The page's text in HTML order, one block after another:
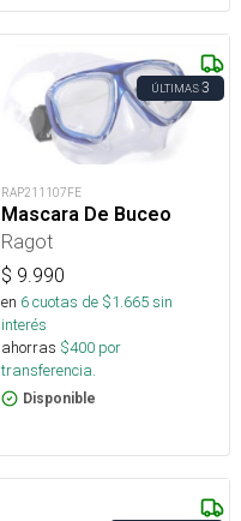
ÚLTIMAS3
RAP211107FE
Mascara De Buceo
Ragot
$ 9.990
en 6cuotas de $1.665sin
interés
ahorras $400 por
transferencia.
Disponible